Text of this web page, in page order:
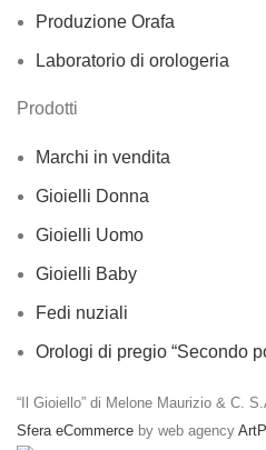
Produzione Orafa
Laboratorio di orologeria
Prodotti
Marchi in vendita
Gioielli Donna
Gioielli Uomo
Gioielli Baby
Fedi nuziali
Orologi di pregio “Secondo
“Il Gioiello” di Melone Maurizio & C.
Sfera eCommerce by web agency